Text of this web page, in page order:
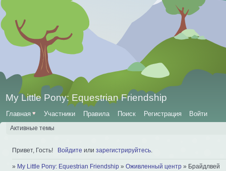
My Little Pony: Equestrian Friendship
Главная ♥ Участники Правила Поиск Регистрация Войти
Активные темы
Привет, Гость! Войдите или зарегистрируйтесь
» My Little Pony: Equestrian Friendship » Оживленный центр » Брайдлвей